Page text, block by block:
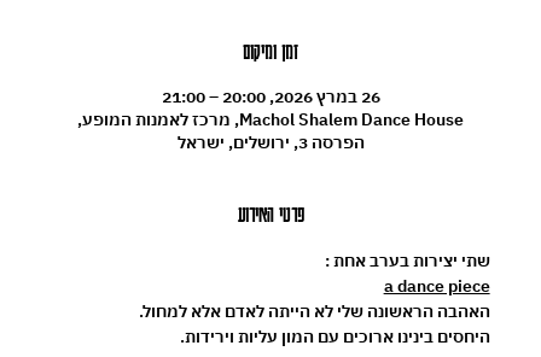
זמן ומיקום
26 במרץ 2026, 20:00 – 21:00
Machol Shalem Dance House, מרכז לאמנות המופע,
הפרסה 3, ירושלים, ישראל
פרטי האירוע
שתי יצירות בערב אחת :
a dance piece
האהבה הראשונה שלי לא הייתה לאדם אלא למחול.
היחסים בינינו ארוכים עם המון עליות וירידות.